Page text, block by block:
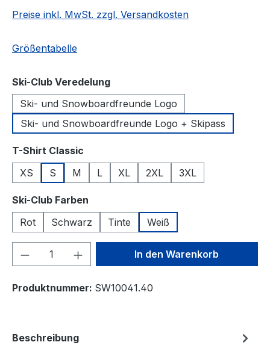
Preise inkl. MwSt. zzgl. Versandkosten
Größentabelle
Ski-Club Veredelungauswählen
Ski- und Snowboardfreunde Logo
Ski- und Snowboardfreunde Logo + Skipass
T-Shirt Classic
XS
S M L XL 2XL 3XL
Ski-Club Farben
Rot
Schwarz Tinte Weiß
Produkt Anzahl: Gib denIn den Warenkorb
Produktnummer: SW10041.40
Beschreibung